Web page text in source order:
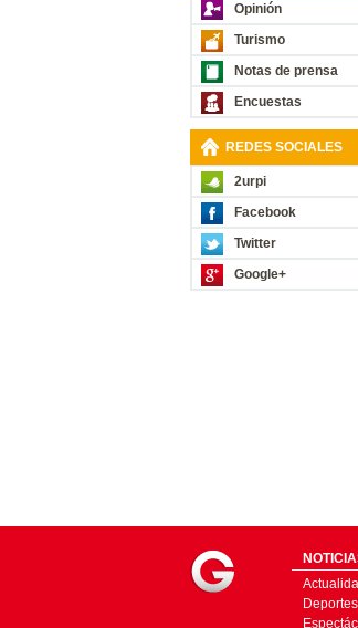
Opinión
Turismo
Notas de prensa
Encuestas
REDES SOCIALES
2urpi
Facebook
Twitter
Google+
Deportes